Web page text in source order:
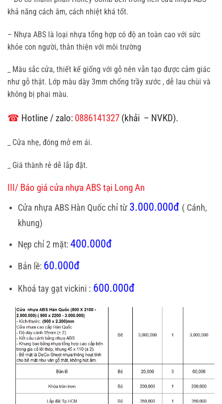
khả năng cách âm, cách nhiệt khá tốt.
– Nhựa ABS là loại nhựa tổng hợp có độ an toàn cao với sức
khỏe con người, thân thiện với môi trường
_ Màu sắc cửa, thiết kế giống với gỗ nên vẫn tạo được cảm giác
như gỗ thật. Lớp màu dày 3mm chống trầy xước , dễ lau chùi và
không bị phai màu.
☎ Hotline / zalo: 0886141327 (khải – NVKD).
_ Cửa nhẹ, đóng mở em ái.
_ Giá thành rẻ dễ lắp đặt.
III/ Báo giá cửa nhựa ABS tại Long An
Cửa nhựa ABS Hàn Quốc chỉ từ 3.000.000đ ( Cánh,
khung)
Nẹp chỉ 2 mặt: 400.000đ
Bản lề: 60.000đ
Khoá tay gạt vickini : 600.000đ